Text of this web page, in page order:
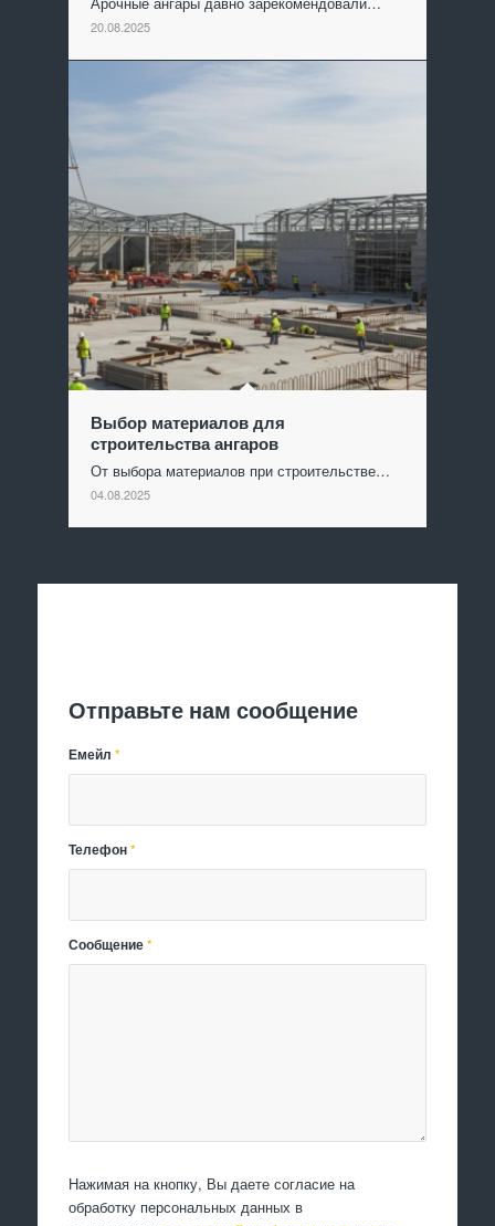
20.08.2025
Выбор материалов для
строительства ангаров
От выбора материалов при строительстве…
04.08.2025
Отправьте нам сообщение
Емейл*
Телефон*
Сообщение*
Нажимая на кнопку, Вы даете согласие на
обработку персональных данных в